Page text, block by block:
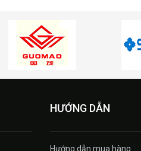
HƯỚNG DẪN
Hướng dẫn mua hàng